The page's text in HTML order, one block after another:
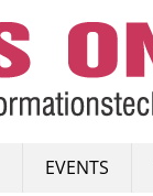
EVENTS